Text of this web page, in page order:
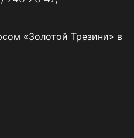
«Золотой Трезини» в